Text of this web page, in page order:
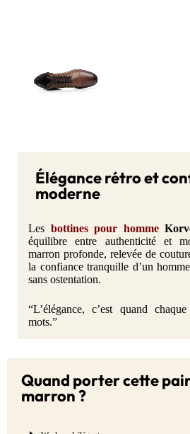
Élégance rétro et
moderne
Les bottines pour homme
équilibre entre authenticité et
marron profonde, relevée de
la confiance tranquille d’un
sans ostentation.
“L’élégance, c’est quand
mots.”
Quand porter cette
marron ?